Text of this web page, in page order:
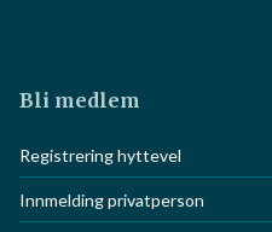
Bli medlem
Registrering hyttevel
Innmelding privatperson